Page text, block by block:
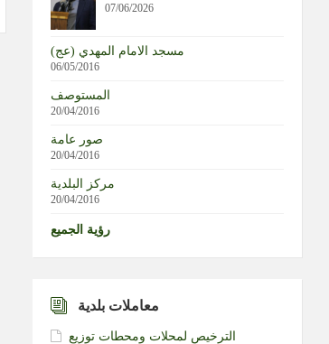
07/06/2026
مسجد الامام المهدي (عج)
06/05/2016
المستوصف
20/04/2016
صور عامة
20/04/2016
مركز البلدية
20/04/2016
رؤية الجميع
معاملات بلدية
الترخيص لمحلات ومحطات توزيع